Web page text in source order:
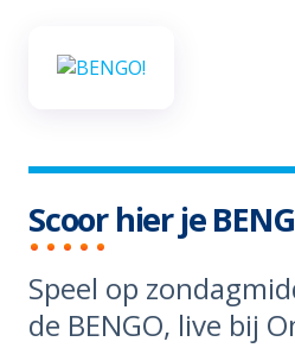
Scoor hier je
Speel op
de BENGO, live bij